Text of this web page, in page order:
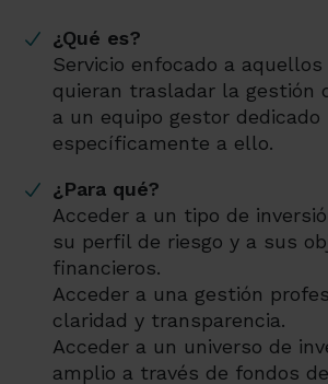
¿Qué es?
Servicio enfocado a
quieran trasladar la gestión
a un equipo gestor dedicado
específicamente a ello.
¿Para qué?
Acceder a un tipo de
su perfil de riesgo y a sus
financieros.
Acceder a una gestión
claridad y transparencia.
Acceder a un universo de
amplio a través de fondos